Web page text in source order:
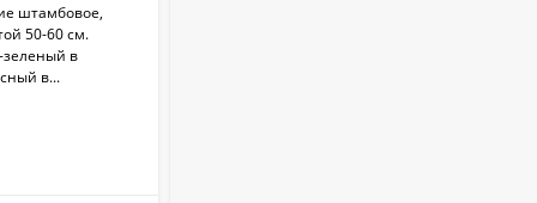
штамбовое,
50-60 см.
зеленый в
в...